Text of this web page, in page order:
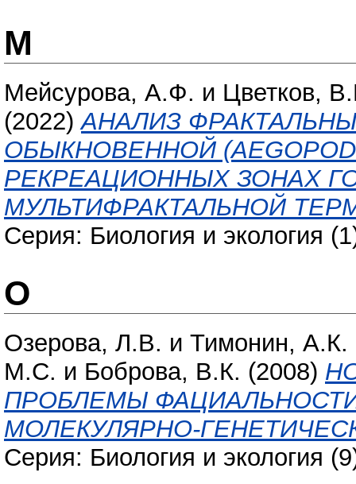
М
Мейсурова, А.Ф. и Цветков,
(2022)АНАЛИЗ
ОБЫКНОВЕННОЙ
РЕКРЕАЦИОННЫХ ЗОНАХ
МУЛЬТИФРАКТАЛЬНОЙ
Серия: Биология и экология
О
Озерова, Л.В. и Тимонин, А.К.
М.С. и Боброва, В.К. (2008)
ПРОБЛЕМЫ
МОЛЕКУЛЯРНО-
Серия: Биология и экология